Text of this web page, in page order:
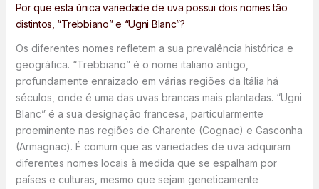
Por que esta única variedade de uva possui dois nomes tão
distintos, “Trebbiano” e “Ugni Blanc”?
Os diferentes nomes refletem a sua prevalência histórica e
geográfica. “Trebbiano” é o nome italiano antigo,
profundamente enraizado em várias regiões da Itália há
séculos, onde é uma das uvas brancas mais plantadas. “Ugni
Blanc” é a sua designação francesa, particularmente
proeminente nas regiões de Charente (Cognac) e Gasconha
(Armagnac). É comum que as variedades de uva adquiram
diferentes nomes locais à medida que se espalham por
países e culturas, mesmo que sejam geneticamente